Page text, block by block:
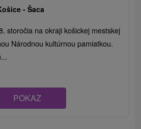
- Šaca
storočia na okraji košickej mestskej
Národnou kultúrnou pamiatkou.
POKAZ